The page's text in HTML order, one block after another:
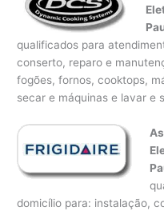
qualificados para
conserto, reparo e
fogões, fornos, cooktops,
secar e máquinas e lavar e
domicílio para: instalação,